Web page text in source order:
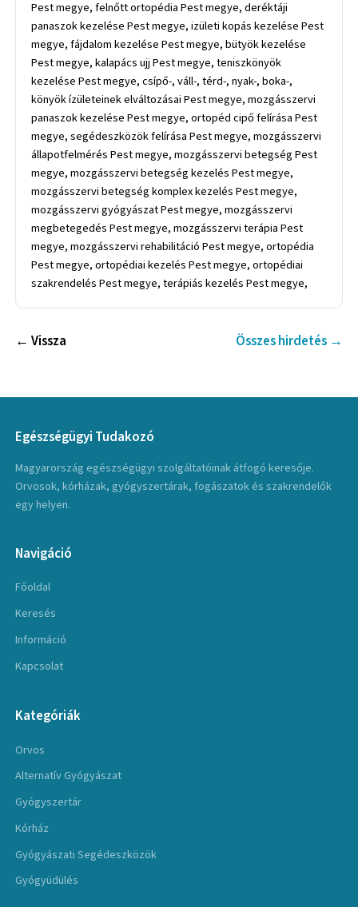
Pest megye, felnőtt ortopédia Pest megye, deréktáji
panaszok kezelése Pest megye, izületi kopás kezelése Pest
megye, fájdalom kezelése Pest megye, bütyök kezelése
Pest megye, kalapács ujj Pest megye, teniszkönyök
kezelése Pest megye, csípő-, váll-, térd-, nyak-, boka-,
könyök ízületeinek elváltozásai Pest megye, mozgásszervi
panaszok kezelése Pest megye, ortopéd cipő felírása Pest
megye, segédeszközök felírása Pest megye, mozgásszervi
állapotfelmérés Pest megye, mozgásszervi betegség Pest
megye, mozgásszervi betegség kezelés Pest megye,
mozgásszervi betegség komplex kezelés Pest megye,
mozgásszervi gyógyászat Pest megye, mozgásszervi
megbetegedés Pest megye, mozgásszervi terápia Pest
megye, mozgásszervi rehabilitáció Pest megye, ortopédia
Pest megye, ortopédiai kezelés Pest megye, ortopédiai
szakrendelés Pest megye, terápiás kezelés Pest megye,
← Vissza Összes hirdetés →
Egészségügyi Tudakozó
Magyarország egészségügyi szolgáltatóinak átfogó keresője.
Orvosok, kórházak, gyógyszertárak, fogászatok és szakrendelők
egy helyen.
Navigáció
Főoldal
Keresés
Információ
Kapcsolat
Kategóriák
Orvos
Alternatív Gyógyászat
Gyógyszertár
Kórház
Gyógyászati Segédeszközök
Gyógyüdülés